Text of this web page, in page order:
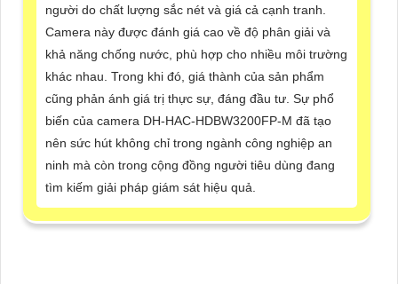
người do chất lượng sắc nét và giá cả cạnh tranh.
Camera này được đánh giá cao về độ phân giải và
khả năng chống nước, phù hợp cho nhiều môi trường
khác nhau. Trong khi đó, giá thành của sản phẩm
cũng phản ánh giá trị thực sự, đáng đầu tư. Sự phổ
biến của camera DH-HAC-HDBW3200FP-M đã tạo
nên sức hút không chỉ trong ngành công nghiệp an
ninh mà còn trong cộng đồng người tiêu dùng đang
tìm kiếm giải pháp giám sát hiệu quả.